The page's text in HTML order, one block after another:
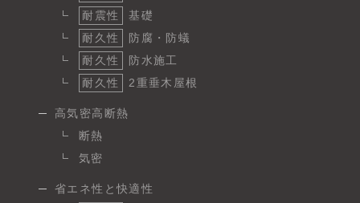
耐震性
基礎
耐久性
防腐・防蟻
耐久性
防水施工
耐久性
2重垂木屋根
高気密高断熱
断熱
気密
省エネ性と快適性